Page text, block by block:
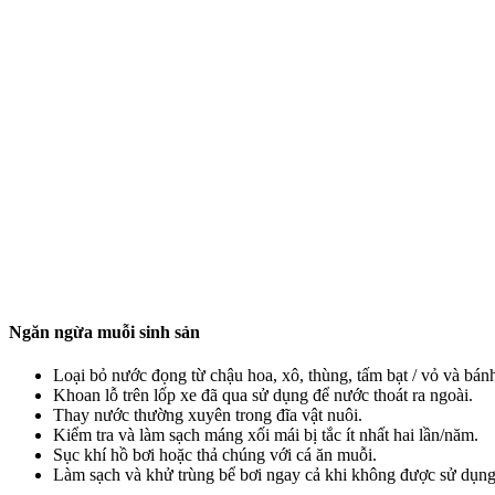
Ngăn ngừa muỗi sinh sản
Loại bỏ nước đọng từ chậu hoa, xô, thùng, tấm bạt / vỏ và
Khoan lỗ trên lốp xe đã qua sử dụng để nước thoát ra ngoài.
Thay nước thường xuyên trong đĩa vật nuôi.
Kiểm tra và làm sạch máng xối mái bị tắc ít nhất hai lần/năm.
Sục khí hồ bơi hoặc thả chúng với cá ăn muỗi.
Làm sạch và khử trùng bể bơi ngay cả khi không được sử